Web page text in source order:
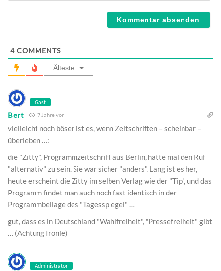
4 COMMENTS
Älteste
Gast
Bert 7 Jahre vor
vielleicht noch böser ist es, wenn Zeitschriften – scheinbar –
überleben …:
die "Zitty", Programmzeitschrift aus Berlin, hatte mal den Ruf
"alternativ" zu sein. Sie war sicher "anders". Lang ist es her,
heute erscheint die Zitty im selben Verlag wie der "Tip", und das
Programm findet man auch noch fast identisch in der
Programmbeilage des "Tagesspiegel" …
gut, dass es in Deutschland "Wahlfreiheit", "Pressefreiheit" gibt
… (Achtung Ironie)
Administrator